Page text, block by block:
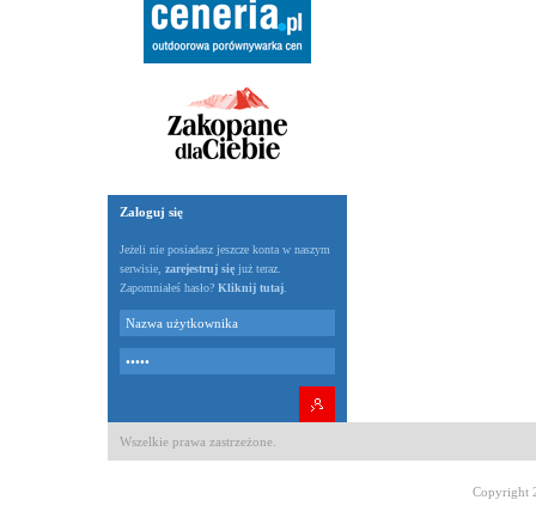
Zaloguj się
Jeżeli nie posiadasz jeszcze konta w naszym
serwisie, zarejestruj się już teraz.
Zapomniałeś hasło? Kliknij tutaj
Wszelkie prawa zastrzeżone.
Copyright